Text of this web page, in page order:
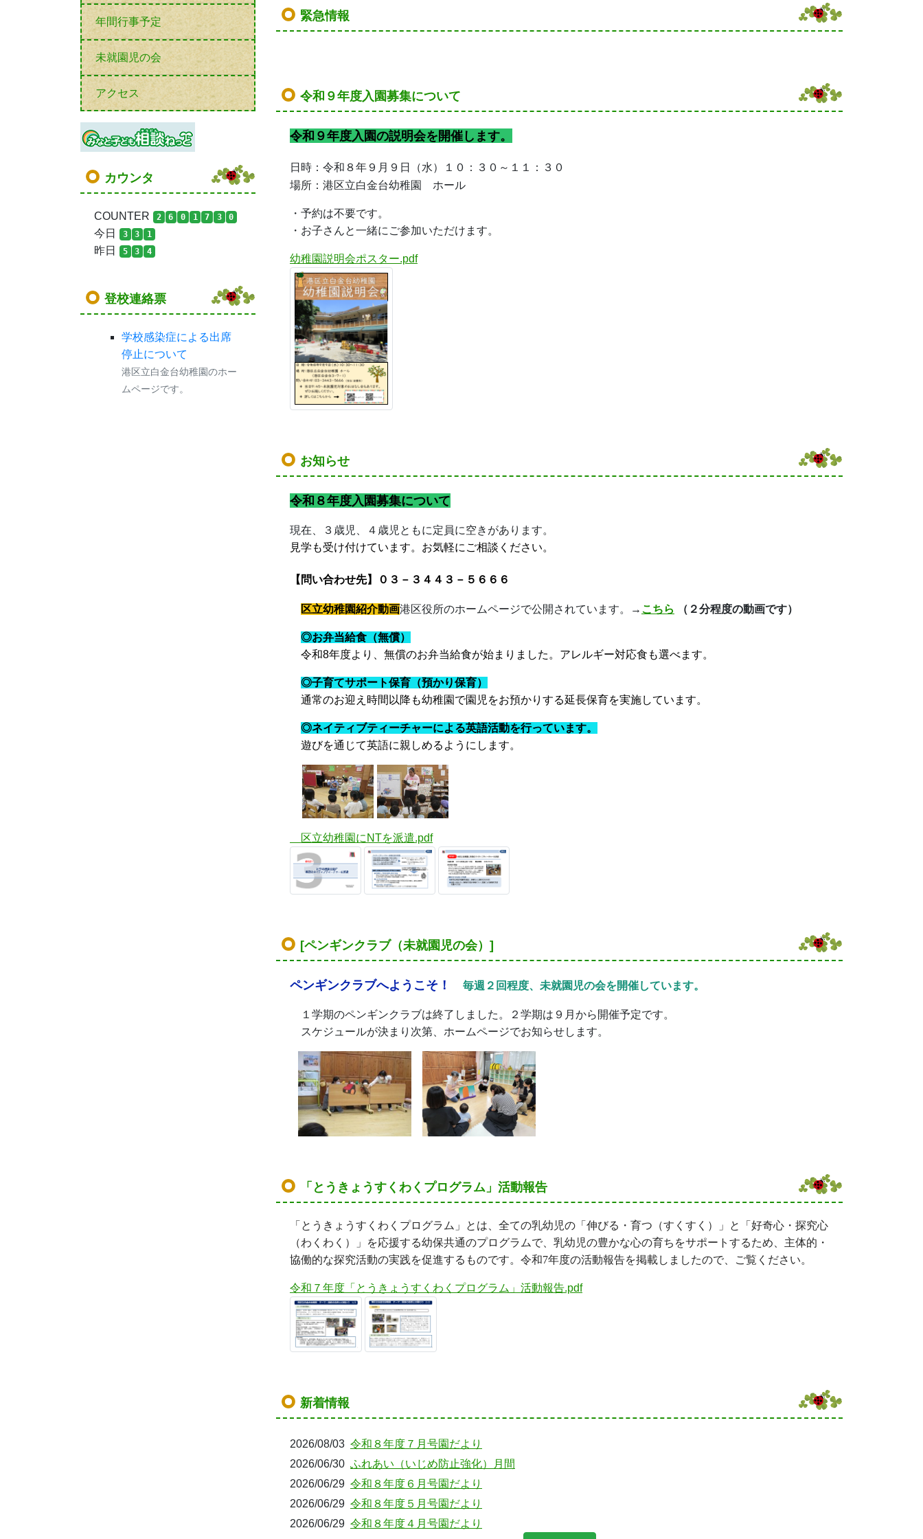
年間行事予定
未就園児の会
アクセス
カウンタ
COUNTER 2 6 0 1 7 3 0
今日 3 3 1
昨日 5 3 4
登校連絡票
学校感染症による出席
停止について
港区立白金台幼稚園のホー
ムページです。
緊急情報
令和９年度入園募集について
令和９年度入園の説明会を開催します。
日時：令和８年９月９日（水）１０：３０～１１：３０
場所：港区立白金台幼稚園 ホール
・予約は不要です。
・お子さんと一緒にご参加いただけます。
幼稚園説明会ポスター.pdf
お知らせ
令和８年度入園募集について
現在、３歳児、４歳児ともに定員に空きがあります。
見学も受け付けています。 お気軽にご相談ください。
【問い合わせ先】０３－３４４３－５６６６
区立幼稚園紹介動画港区役所のホームページで公開されています。 → こちら （２分程度の動画です）
◎お弁当給食（無償）
令和8年度より、無償のお弁当給食が始まりました。アレルギー対応食も選べます。
◎子育てサポート保育（預かり保育）
通常のお迎え時間以降も幼稚園で園児をお預かりする延長保育を実施しています。
◎ネイティブティーチャーによる英語活動を行っています。
遊びを通じて英語に親しめるようにします。
区立幼稚園にNTを派遣.pdf
[ペンギンクラブ（未就園児の会）]
ペンギンクラブへようこそ！ 毎週２回程度、未就園児の会を開催しています。
１学期のペンギンクラブは終了しました。２学期は９月から開催予定です。
スケジュールが決まり次第、ホームページでお知らせします。
「とうきょうすくわくプログラム」活動報告
「とうきょうすくわくプログラム」とは、全ての乳幼児の「伸びる・育つ（すくすく）」と「好奇心・探究心
（わくわく）」を応援する幼保共通のプログラムで、乳幼児の豊かな心の育ちをサポートするため、主体的・
協働的な探究活動の実践を促進するものです。令和7年度の活動報告を掲載しましたので、ご覧ください。
令和７年度「とうきょうすくわくプログラム」活動報告.pdf
新着情報
2026/08/03 令和８年度７月号園だより
2026/06/30 ふれあい（いじめ防止強化）月間
2026/06/29 令和８年度６月号園だより
2026/06/29 令和８年度５月号園だより
2026/06/29 令和８年度４月号園だより